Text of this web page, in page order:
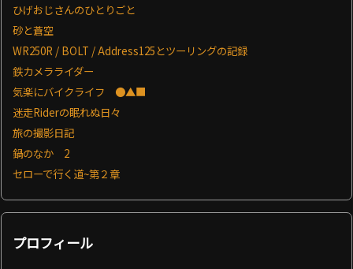
ひげおじさんのひとりごと
砂と蒼空
WR250R / BOLT / Address125とツーリングの記録
鉄カメラライダー
気楽にバイクライフ ●▲■
迷走Riderの眠れぬ日々
旅の撮影日記
鍋のなか 2
セローで行く道~第２章
プロフィール